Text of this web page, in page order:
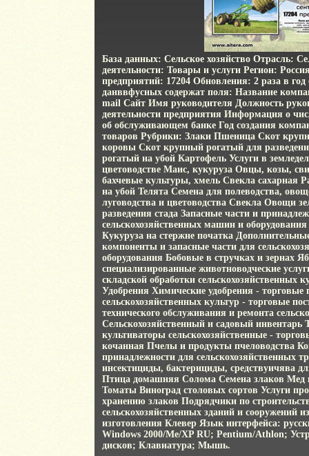
База данных: Сельское хозяйство Отрасль:
деятельности: Товары и услуги Регион:
предприятий: 17204 Обновления: 2 раза в
данввфусных содержат поля: Название
mail Сайт Имя руководителя Должность
деятельности предприятия Информация о
об обслуживающем банке Год создания
товаров Рубрики: Злаки Пшеница Скот
коровы Скот крупный рогатый для
рогатый на убой Картофель Услуги в
цветоводстве Маис, кукуруза Овцы, козы,
бахчевые культуры, хмель Свекла сахарная
на убой Телята Семена для полеводства,
луговодства и цветоводства Свекла Овощи
разведения стада Запасные части и
сельскохозяйственных машин и
Кукуруза на стержне початка
компоненты и запасные части для
оборудования Бобовые в стручках и зернах
специализированные животноводческие
складской обработки сельскохозяйственных
Удобрения Химические удобрения - торговые
сельскохозяйственных культур - торговые
технического обслуживания и ремонта
Сельскохозяйственный и садовый инвентарь
культиваторы сельскохозяйственные -
кочанная Пчелы и продукты пчеловодства
принадлежности для сельскохозяйственных
инсектициды, бактерициды, средствуичява
Птица домашняя Солома Семена злаков Мед
Томаты Виноград столовых сортов Услуги
хранению злаков Подрядчики по
сельскохозяйственных зданий и сооружений
изготовления Клевер Язык интерфейса:
Windows 2000/Me/XP RU; Pentium/Athlon;
дисков; Клавиатура; Мышь.